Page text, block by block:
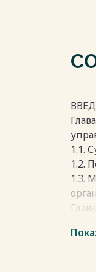
1.1.
1.2.
1.3.
2.1.